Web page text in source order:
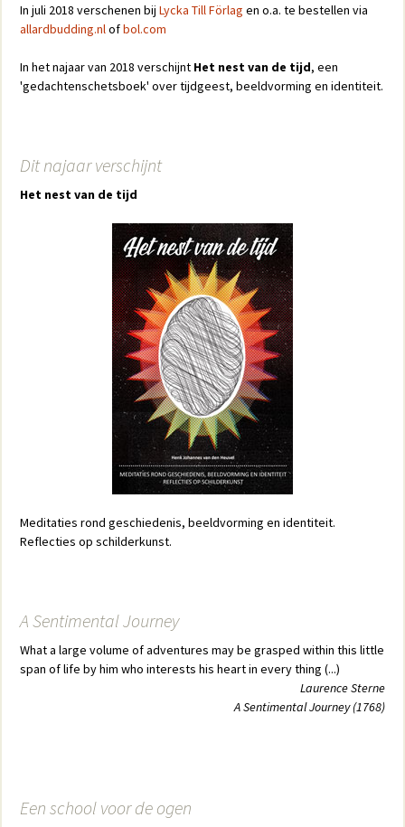
In juli 2018 verschenen bij Lycka Till Förlag en o.a. te bestellen via
allardbudding.nlofbol.com
In het najaar van 2018 verschijnt Het nest van de tijd, een
'gedachtenschetsboek' over tijdgeest, beeldvorming en identiteit.
Dit najaar verschijnt
Het nest van de tijd
Meditaties rond geschiedenis, beeldvorming en identiteit.
Reflecties op schilderkunst.
A Sentimental Journey
What a large volume of adventures may be grasped within this little
span of life by him who interests his heart in every thing (...)
Laurence Sterne
A Sentimental Journey (1768)
Een school voor de ogen